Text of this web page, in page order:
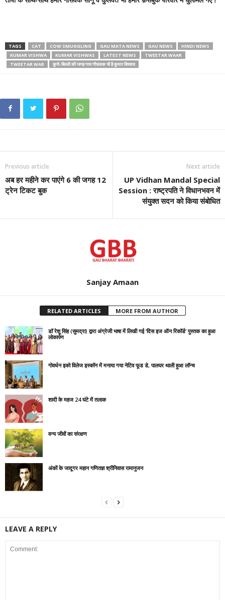
TAGS CAT COW SMUGGLING GAU MATA NEWS GAU NEWS
HINDI NEWS
KUMAR VISHWA
KUMAR VISHWAS LATEST NEWS
TWEETAR WAAR
TWEETAR WAR
कुत्ते-बिल्ली की जगह गाय गौपालक भी है कुमार विश्वास
Previous article
अब हर महीने कर पाएंगे 6 की जगह 12
ट्रेन टिकट बुक
Next article
UP Vidhan Mandal Special
Session : राष्ट्रपति ने व‍िधानभवन में
संयुक्‍त सदन को क‍िया संबोध‍ित
Sanjay Amaan
RELATED ARTICLES MORE FROM AUTHOR
डॉ रेशू सिंह (सुमद्रा) द्वारा अंग्रेजी भाषा में लिखी गई ‘दिस इज ऑन रिकॉर्ड’ पुस्तक का हुआ
लोकार्पण
गोवर्धन इको विलेज इस्कॉन में मनाया गया नेटिव फूड डे, पालघर थाली हुआ लॉन्च
शादी के महज 24 घंटे में तलाक
वन्य जीवों का संरक्षण
अंकों के जादूगर महान गणितज्ञ श्रीनिवास रामानुजन
LEAVE A REPLY